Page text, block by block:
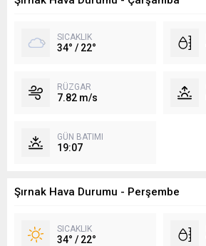
SICAKLIK
34° / 22°
RÜZGAR
7.82 m/s
GÜN BATIMI
19:07
Şırnak Hava Durumu - Perşembe
SICAKLIK
34° / 22°